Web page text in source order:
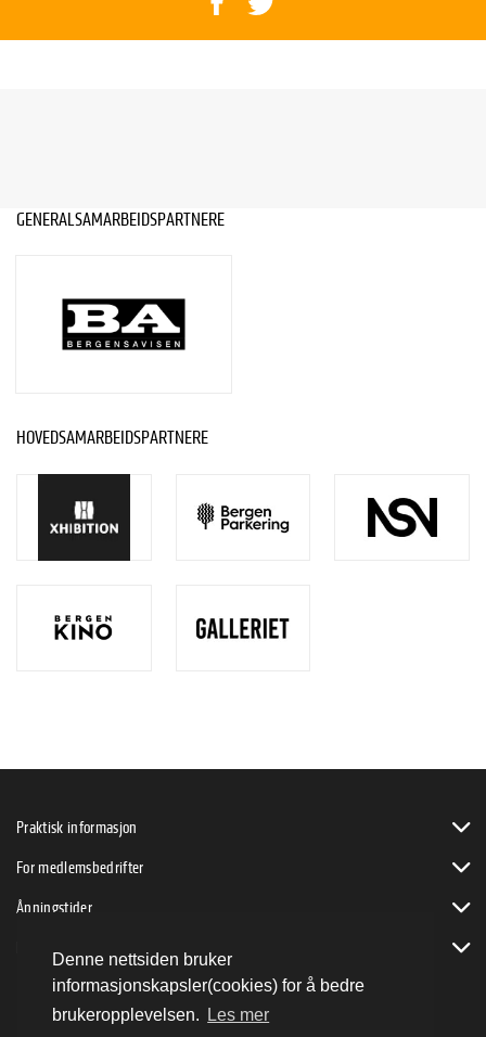
Denne nettsiden bruker
informasjonskapsler(cookies) for å bedre
brukeropplevelsen.
Les mer
GENERALSAMARBEIDSPARTNERE
HOVEDSAMARBEIDSPARTNERE
Praktisk informasjon
For medlemsbedrifter
Åpningstider
Bli byVENN